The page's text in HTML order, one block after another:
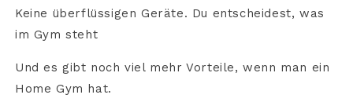
Keine überflüssigen Geräte. Du entscheidest, was
im Gym steht
Und es gibt noch viel mehr Vorteile, wenn man ein
Home Gym hat.